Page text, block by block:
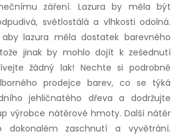
záření. Lazura by měla být
světlostálá a vlhkosti odolná.
lazura měla dostatek barevného
jinak by mohlo dojít k zešednutí
žádný lak! Nechte si podrobně
prodejce barev, co se týká
jehličnatého dřeva a dodržujte
výrobce nátěrové hmoty. Další nátěr
dokonalém zaschnutí a vyvětrání.